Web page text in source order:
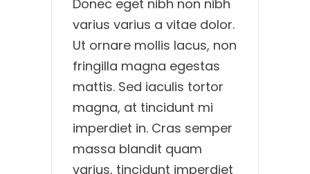
Donec eget nibh non nibh
varius varius a vitae dolor.
Ut ornare mollis lacus, non
fringilla magna egestas
mattis. Sed iaculis tortor
magna, at tincidunt mi
imperdiet in. Cras semper
massa blandit quam
varius, tincidunt imperdiet